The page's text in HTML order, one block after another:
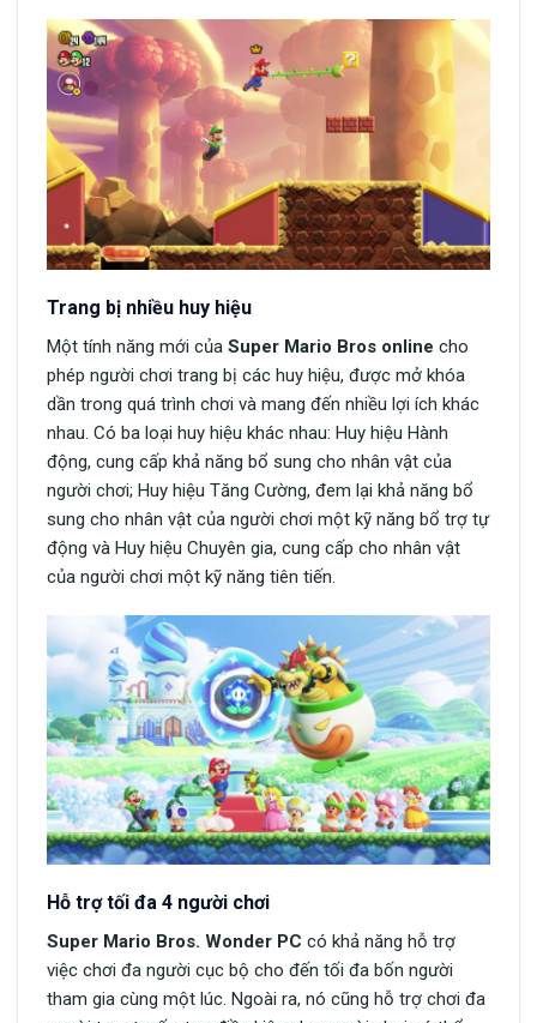
Trang bị nhiều huy hiệu
Một tính năng mới của Super Mario Bros online cho
phép người chơi trang bị các huy hiệu, được mở khóa
dần trong quá trình chơi và mang đến nhiều lợi ích khác
nhau. Có ba loại huy hiệu khác nhau: Huy hiệu Hành
động, cung cấp khả năng bổ sung cho nhân vật của
người chơi; Huy hiệu Tăng Cường, đem lại khả năng bổ
sung cho nhân vật của người chơi một kỹ năng bổ trợ tự
động và Huy hiệu Chuyên gia, cung cấp cho nhân vật
của người chơi một kỹ năng tiên tiến.
Hỗ trợ tối đa 4 người chơi
Super Mario Bros. Wonder PC có khả năng hỗ trợ
việc chơi đa người cục bộ cho đến tối đa bốn người
tham gia cùng một lúc. Ngoài ra, nó cũng hỗ trợ chơi đa